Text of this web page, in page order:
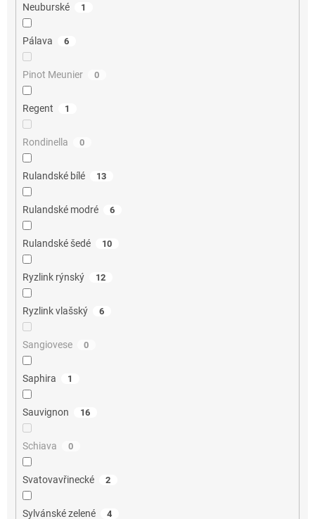
Neuburské 1
Pálava 6
Pinot Meunier 0
Regent 1
Rondinella 0
Rulandské bílé 13
Rulandské modré 6
Rulandské šedé 10
Ryzlink rýnský 12
Ryzlink vlašský 6
Sangiovese 0
Saphira 1
Sauvignon 16
Schiava 0
Svatovavřinecké 2
Sylvánské zelené 4